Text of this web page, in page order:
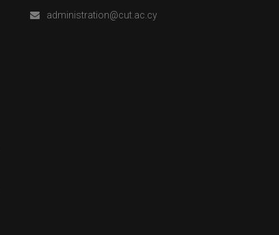
administration@cut.ac.cy